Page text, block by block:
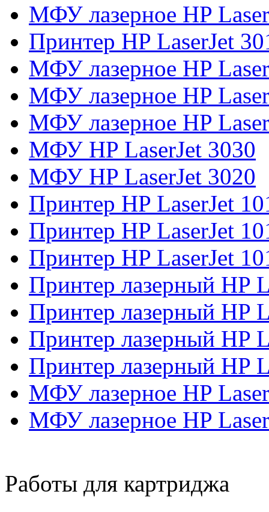
МФУ лазерное HP
Принтер HP LaserJet
МФУ лазерное HP
МФУ лазерное HP
МФУ лазерное HP
МФУ HP LaserJet 3030
МФУ HP LaserJet 3020
Принтер HP LaserJet
Принтер HP LaserJet
Принтер HP LaserJet
Принтер лазерный HP
Принтер лазерный HP
Принтер лазерный HP
Принтер лазерный HP
МФУ лазерное HP
МФУ лазерное HP
Работы для картриджа